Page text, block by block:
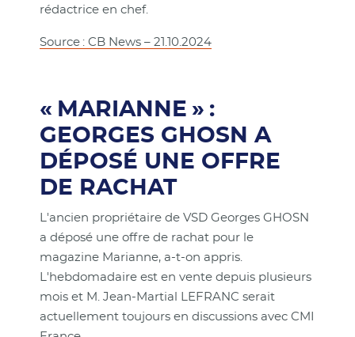
rédactrice en chef.
Source : CB News – 21.10.2024
« MARIANNE » :
GEORGES GHOSN A
DÉPOSÉ UNE OFFRE
DE RACHAT
L'ancien propriétaire de VSD Georges GHOSN
a déposé une offre de rachat pour le
magazine Marianne, a-t-on appris.
L'hebdomadaire est en vente depuis plusieurs
mois et M. Jean-Martial LEFRANC serait
actuellement toujours en discussions avec CMI